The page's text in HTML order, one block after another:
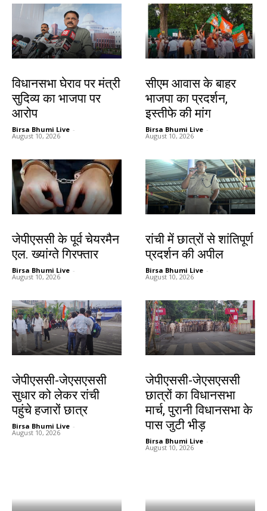
विधानसभा घेराव पर मंत्री
सुदिव्य का भाजपा पर
आरोप
Birsa Bhumi Live -
August 10, 2026
सीएम आवास के बाहर
भाजपा का प्रदर्शन,
इस्तीफे की मांग
Birsa Bhumi Live -
August 10, 2026
जेपीएससी के पूर्व चेयरमैन
एल. ख्यांग्ते गिरफ्तार
Birsa Bhumi Live -
August 10, 2026
रांची में छात्रों से शांतिपूर्ण
प्रदर्शन की अपील
Birsa Bhumi Live -
August 10, 2026
जेपीएससी-जेएसएससी
सुधार को लेकर रांची
पहुंचे हजारों छात्र
Birsa Bhumi Live -
August 10, 2026
जेपीएससी-जेएसएससी
छात्रों का विधानसभा
मार्च, पुरानी विधानसभा के
पास जुटी भीड़
Birsa Bhumi Live -
August 10, 2026